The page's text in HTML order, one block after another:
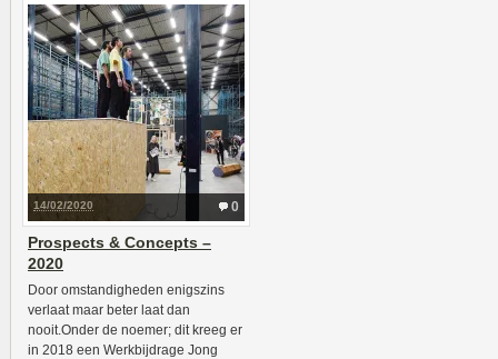
0
14/02/2020
Prospects & Concepts –
2020
Door omstandigheden enigszins
verlaat maar beter laat dan
nooit.Onder de noemer; dit kreeg er
in 2018 een Werkbijdrage Jong